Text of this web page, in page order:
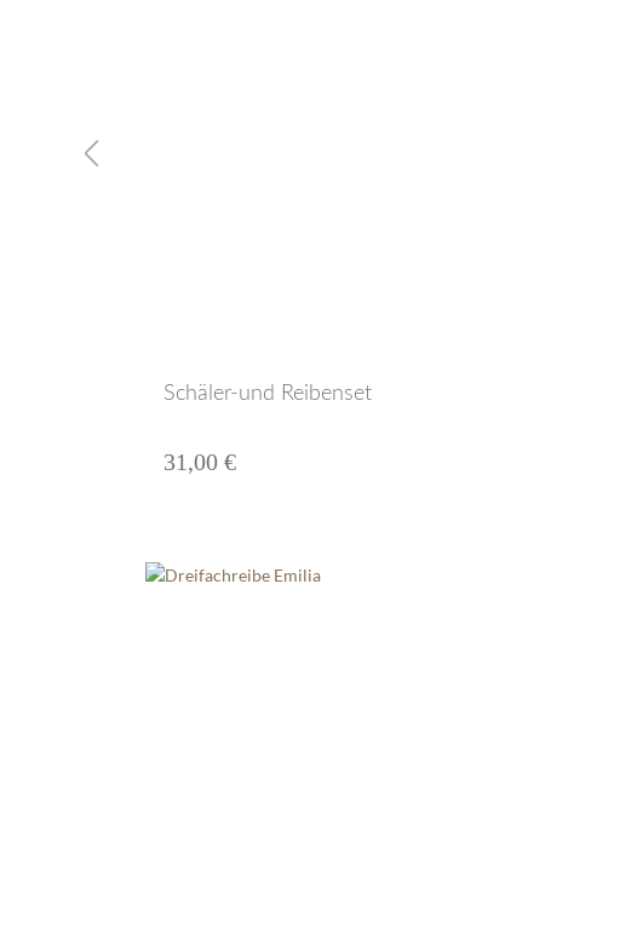
Schäler-und Reibenset
31,00 €